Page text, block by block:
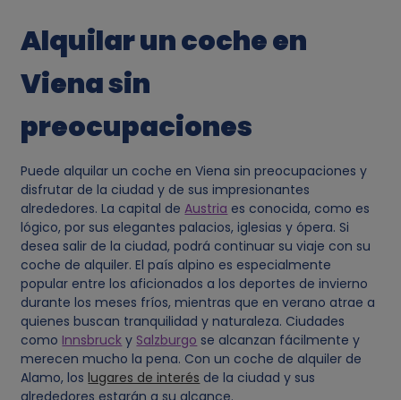
Alquilar un coche en
Viena sin
preocupaciones
Puede alquilar un coche en Viena sin preocupaciones y
disfrutar de la ciudad y de sus impresionantes
alrededores. La capital deAustria es conocida, como es
lógico, por sus elegantes palacios, iglesias y ópera. Si
desea salir de la ciudad, podrá continuar su viaje con su
coche de alquiler. El país alpino es especialmente
popular entre los aficionados a los deportes de invierno
durante los meses fríos, mientras que en verano atrae a
quienes buscan tranquilidad y naturaleza. Ciudades
como Innsbruck y Salzburgo se alcanzan fácilmente y
merecen mucho la pena. Con un coche de alquiler de
Alamo, loslugares de interés de la ciudad y sus
alrededores estarán a su alcance.